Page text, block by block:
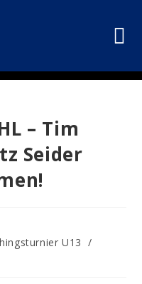
– Tim
Seider
U13
/